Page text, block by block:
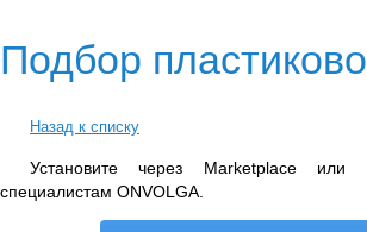
Подбор
Назад к списку
Установите через Marketplace или
специалистам ONVOLGA.